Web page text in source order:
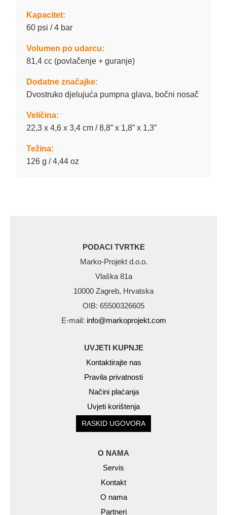
Kapacitet:
60 psi / 4 bar
Volumen po udarcu:
81,4 cc (povlačenje + guranje)
Dodatne značajke:
Dvostruko djelujuća pumpna glava, bočni nosač
Veličina:
22,3 x 4,6 x 3,4 cm / 8,8” x 1,8” x 1,3”
Težina:
126 g / 4,44 oz
PODACI TVRTKE
Marko-Projekt d.o.o.
Vlaška 81a
10000 Zagreb, Hrvatska
OIB: 65500326605
E-mail: info@markoprojekt.com
UVJETI KUPNJE
Kontaktirajte nas
Pravila privatnosti
Načini plaćanja
Uvjeti korištenja
RASKID UGOVORA
O NAMA
Servis
Kontakt
O nama
Partneri